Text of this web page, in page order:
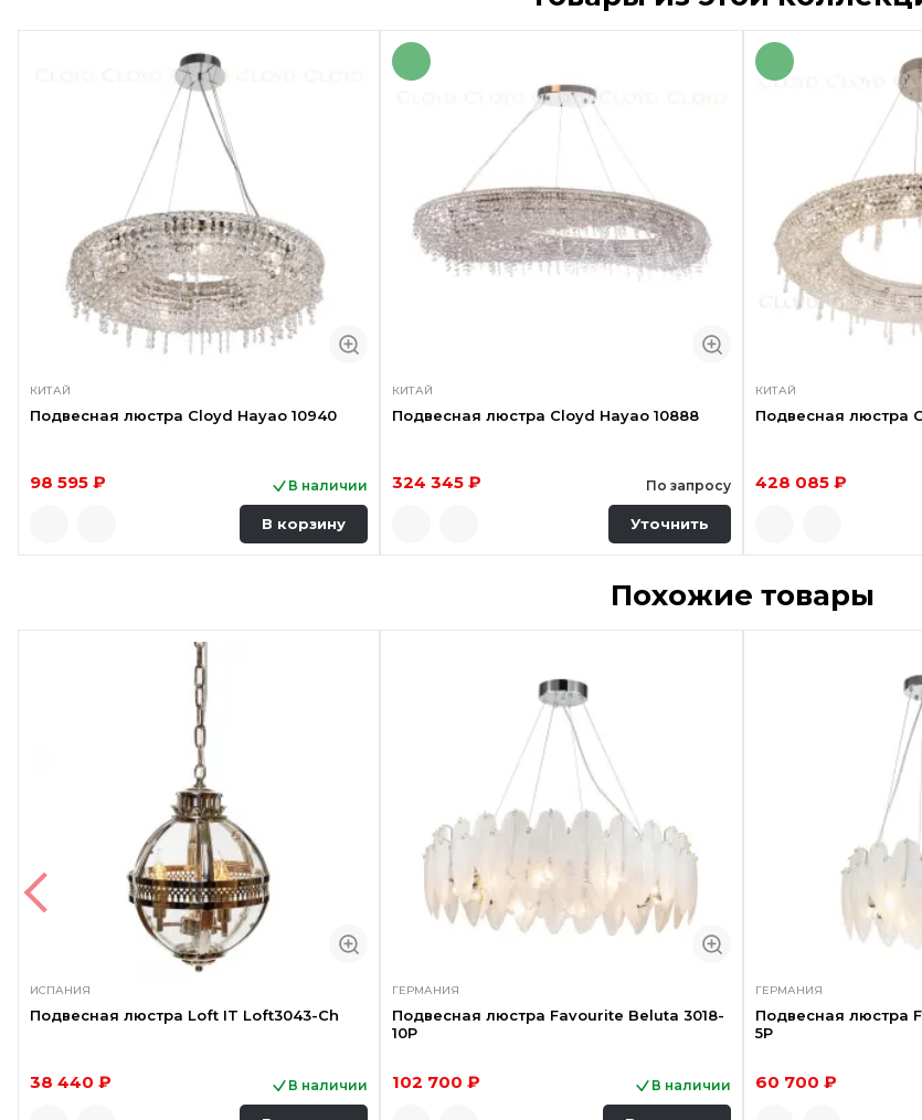
КИТАЙ
Подвесная люстра Cloyd Hayao 10940
98 595 ₽ В наличии
В корзину
КИТАЙ
Подвесная люстра Cloyd Hayao 10888
324 345 ₽ По запросу
Уточнить
КИТАЙ
Подвесная люстра
428 085 ₽
Похожие товары
ИСПАНИЯ
Подвесная люстра Loft IT Loft3043-Ch
38 440 ₽ В наличии
ГЕРМАНИЯ
Подвесная люстра Favourite Beluta 3018-
10P
102 700 ₽ В наличии
ГЕРМАНИЯ
Подвесная люстра
5P
60 700 ₽